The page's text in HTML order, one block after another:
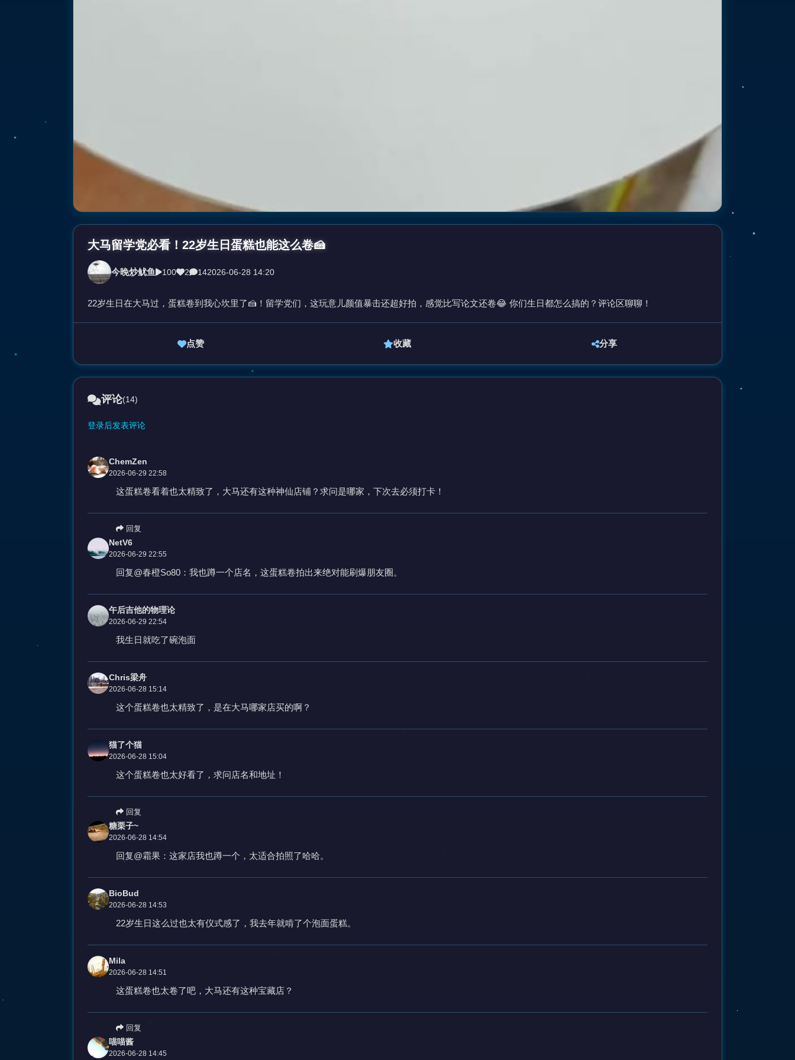
大马留学党必看！22岁生日蛋糕也能这么卷🍰
今晚炒鱿鱼 100 2 142026-06-28 14:20
22岁生日在大马过，蛋糕卷到我心坎里了🍰！留学党们，这玩意儿颜值暴击还超好拍，感觉比写论文还卷😂 你们生日都怎么搞的？评论区聊聊！
点赞 收藏 分享
评论(14)
登录后发表评论
ChemZen
2026-06-29 22:58
这蛋糕卷看着也太精致了，大马还有这种神仙店铺？求问是哪家，下次去必须打卡！
回复
NetV6
2026-06-29 22:55
回复@春橙So80：我也蹲一个店名，这蛋糕卷拍出来绝对能刷爆朋友圈。
午后吉他的物理论
2026-06-29 22:54
我生日就吃了碗泡面
Chris梁舟
2026-06-28 15:14
这个蛋糕卷也太精致了，是在大马哪家店买的啊？
猫了个猫
2026-06-28 15:04
这个蛋糕卷也太好看了，求问店名和地址！
回复
糖栗子~
2026-06-28 14:54
回复@霜果：这家店我也蹲一个，太适合拍照了哈哈。
BioBud
2026-06-28 14:53
22岁生日这么过也太有仪式感了，我去年就啃了个泡面蛋糕。
Mila
2026-06-28 14:51
这蛋糕卷也太卷了吧，大马还有这种宝藏店？
回复
喵喵酱
2026-06-28 14:45